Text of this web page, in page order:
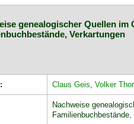
genealogischer Quellen
Verkartungen
Claus Geis, Volker
Nachweise
Familienbuchbestände,